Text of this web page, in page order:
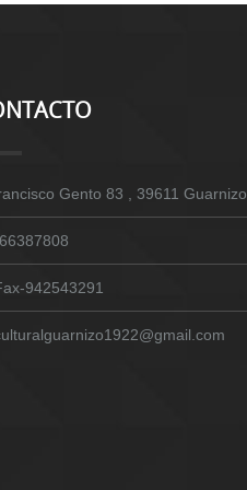
Gento 83 , 39611 Guarnizo
942543291